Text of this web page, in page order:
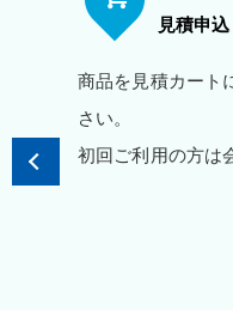
見積申込
商品を見積カート
さい。
初回ご利用の方は